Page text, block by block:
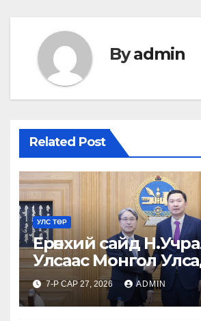
Byadmin
Related Post
УЛС ТӨР
Ерөнхий сайд
Улсаас Монгол
Онц бөгөөд Бүрэн
сайд Игавахара
хүлээн авч уулзлаа
7-Р САР 27, 2026 ADMIN